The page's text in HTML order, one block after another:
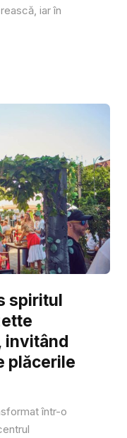
iar în
spiritul
invitând
plăcerile
într-o